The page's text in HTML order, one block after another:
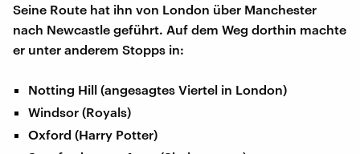
Seine Route hat ihn von London über Manchester
nach Newcastle geführt. Auf dem Weg dorthin machte
er unter anderem Stopps in:
Notting Hill (angesagtes Viertel in London)
Windsor (Royals)
Oxford (Harry Potter)